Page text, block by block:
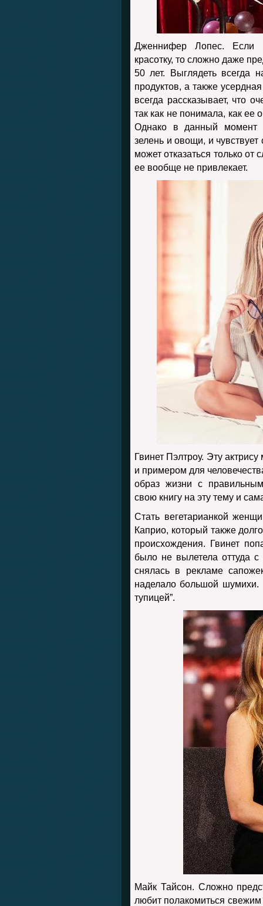
Дженнифер Лопес. Если
красотку, то сложно даже
50 лет. Выглядеть всегда
продуктов, а также
всегда рассказывает, что
так как не понимала, как ее
Однако в данный момент
зелень и овощи, и
может отказаться только от
ее вообще не привлекает.
Гвинет Пэлтроу. Эту
и примером для
образ жизни с
свою книгу на эту тему и
Стать вегетарианкой
Каприо, который также
происхождения. Гвинет
было не вылетела оттуда
снялась в рекламе
наделало большой шумихи.
тупицей”.
Майк Тайсон. Сложно
любит полакомиться